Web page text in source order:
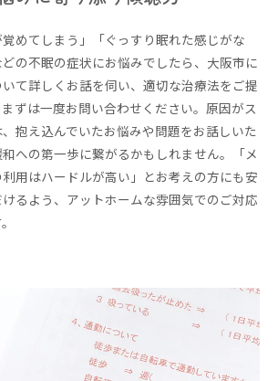
覚めてしまう」「ぐっすり眠れた感じがな
の不眠の症状にお悩みでしたら、大阪市に
て詳しくお話を伺い、適切な治療法をご提
ずは一度お問い合わせください。原因がス
抱え込んでいたお悩みや問題をお話しいた
への第一歩に繋がるかもしれません。「メ
用はハードルが高い」とお考えの方にも安
るよう、アットホームな雰囲気でのご対応